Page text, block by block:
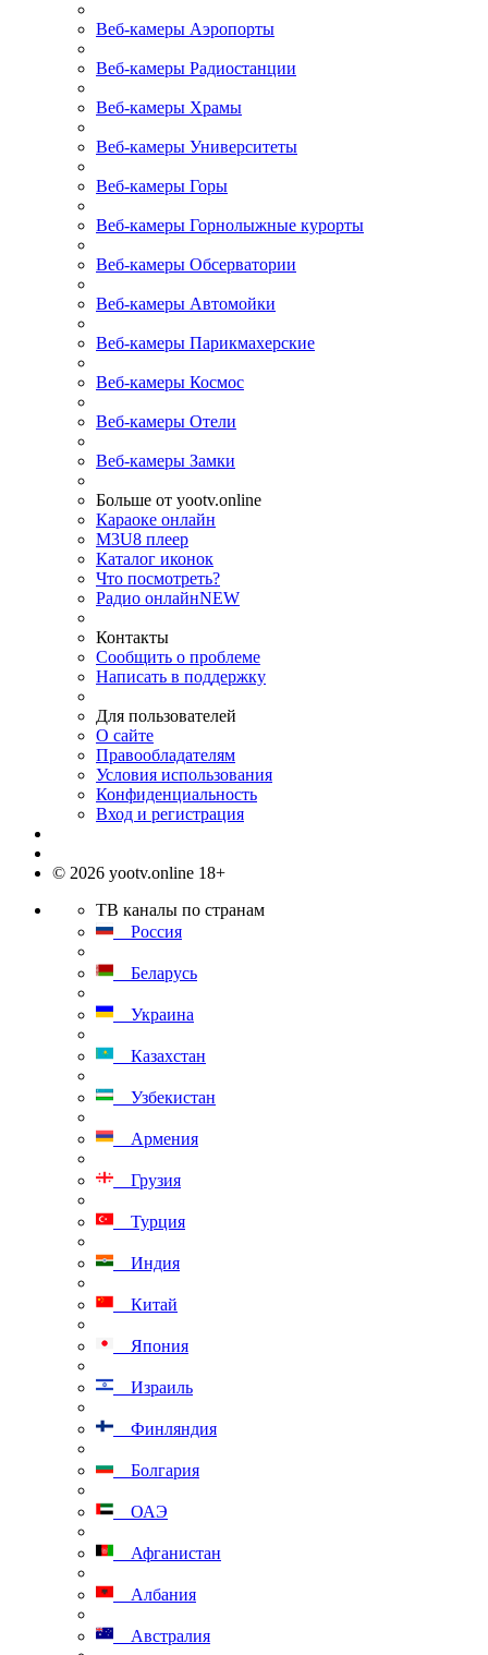
Веб-камеры Аэропорты
Веб-камеры Радиостанции
Веб-камеры Храмы
Веб-камеры Университеты
Веб-камеры Горы
Веб-камеры Горнолыжные курорты
Веб-камеры Обсерватории
Веб-камеры Автомойки
Веб-камеры Парикмахерские
Веб-камеры Космос
Веб-камеры Отели
Веб-камеры Замки
Больше от yootv.online
Караоке онлайн
M3U8 плеер
Каталог иконок
Что посмотреть?
Радио онлайнNEW
Контакты
Сообщить о проблеме
Написать в поддержку
Для пользователей
О сайте
Правообладателям
Условия использования
Конфиденциальность
Вход и регистрация
© 2026 yootv.online 18+
ТВ каналы по странам
Россия
Беларусь
Украина
Казахстан
Узбекистан
Армения
Грузия
Турция
Индия
Китай
Япония
Израиль
Финляндия
Болгария
ОАЭ
Афганистан
Албания
Австралия